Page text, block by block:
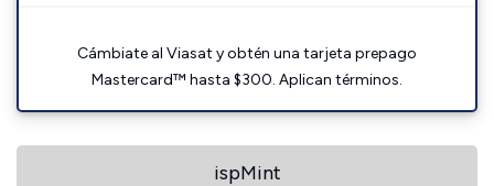
Cámbiate al Viasat y obtén una tarjeta prepago
Mastercard™ hasta $300. Aplican términos.
ispMint